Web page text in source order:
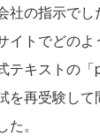
社の指示で
イトでどの
テキストの
を再受験し
。